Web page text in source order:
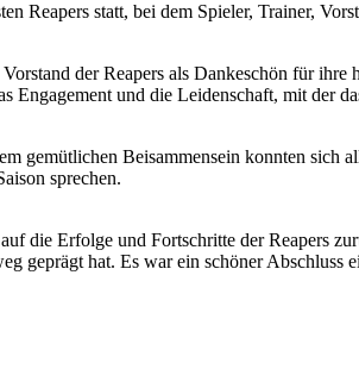
Reapers statt, bei dem Spieler, Trainer,
der Reapers als Dankeschön für ihre
Engagement und die Leidenschaft, mit der
gemütlichen Beisammensein konnten sich
sprechen.
die Erfolge und Fortschritte der Reapers
geprägt hat. Es war ein schöner